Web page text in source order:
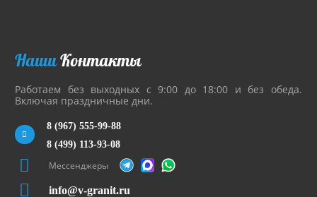
НашиКонтакты
Работаем без выходных с 9:00 до 18:00 и без обеда.
Включая праздничные дни.
8 (967) 555-99-88
8 (499) 113-93-08
Мессенджеры
info@v-granit.ru